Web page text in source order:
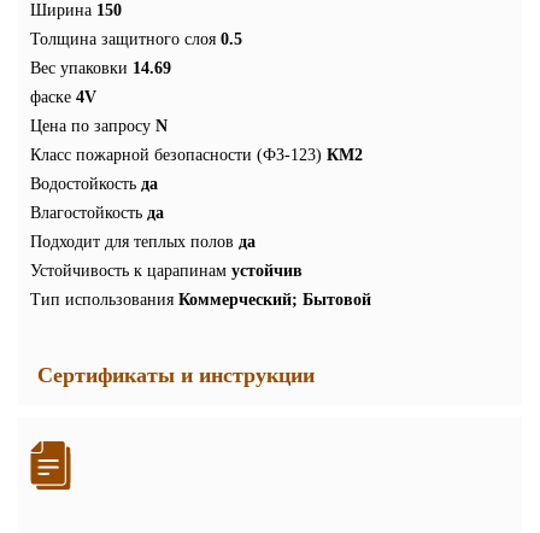
Ширина 150
Толщина защитного слоя 0.5
Вес упаковки 14.69
фаске 4V
Цена по запросу N
Класс пожарной безопасности (ФЗ-123) КМ2
Водостойкость да
Влагостойкость да
Подходит для теплых полов да
Устойчивость к царапинам устойчив
Тип использования Коммерческий; Бытовой
Сертификаты и инструкции